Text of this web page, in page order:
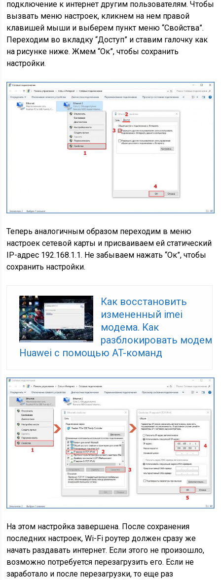
подключение к интернет другим пользователям. Чтобы
вызвать меню настроек, кликнем на нем правой
клавишей мыши и выберем пункт меню “Свойства”.
Переходим во вкладку “Доступ” и ставим галочку как
на рисунке ниже. Жмем “Ок”, чтобы сохранить
настройки.
Теперь аналогичным образом переходим в меню
настроек сетевой карты и присваиваем ей статический
IP-адрес 192.168.1.1. Не забываем нажать “Ок”, чтобы
сохранить настройки.
Как восстановить
измененный imei
модема. Как
разблокировать модем
Huawei с помощью AT-команд
На этом настройка завершена. После сохранения
последних настроек, Wi-Fi роутер должен сразу же
начать раздавать интернет. Если этого не произошло,
возможно потребуется перезагрузить его. Если не
заработало и после перезагрузки, то еще раз